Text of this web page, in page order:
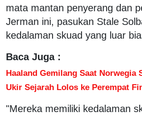
mata mantan penyerang dan
Jerman ini, pasukan Stale
kedalaman skuad yang luar
Baca Juga :
Haaland Gemilang Saat Norwegia
Ukir Sejarah Lolos ke Perempat
"Mereka memiliki kedalaman